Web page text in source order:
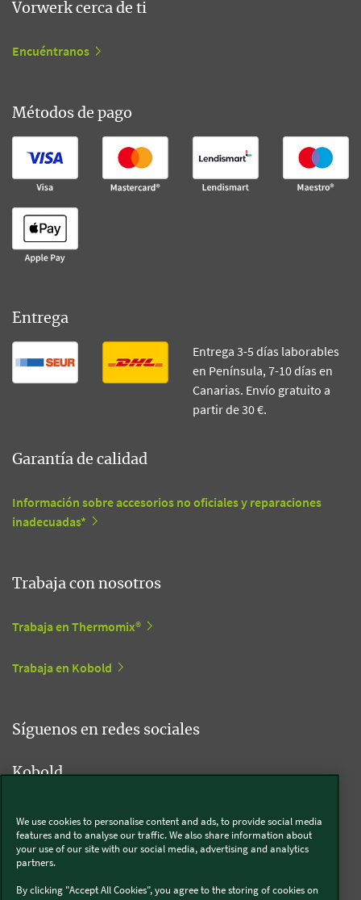
Vorwerk cerca de ti
Encuéntranos
Métodos de pago
Entrega
Entrega 3-5 días laborables
en Península, 7-10 días en
Canarias. Envío gratuito a
partir de 30 €.
Garantía de calidad
Información sobre accesorios no oficiales y reparaciones
inadecuadas*
Trabaja con nosotros
Trabaja en Thermomix®
Trabaja en Kobold
Síguenos en redes sociales
Kobold
Thermomix®
We use cookies to personalise content and ads, to provide social media
features and to analyse our traffic. We also share information about
your use of our site with our social media, advertising and analytics
partners.
By clicking "Accept All Cookies", you agree to the storing of cookies on